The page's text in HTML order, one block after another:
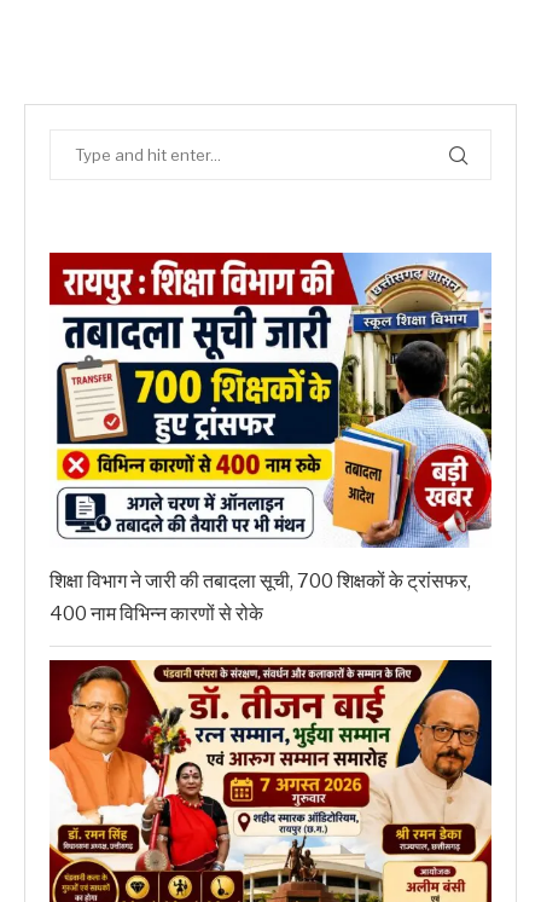
शिक्षा विभाग ने जारी की तबादला सूची, 700 शिक्षकों के ट्रांसफर,
400 नाम विभिन्न कारणों से रोके